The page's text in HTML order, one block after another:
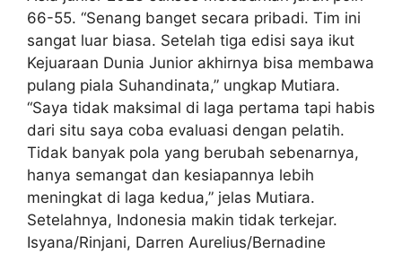
66-55. “Senang banget secara pribadi. Tim ini
sangat luar biasa. Setelah tiga edisi saya ikut
Kejuaraan Dunia Junior akhirnya bisa membawa
pulang piala Suhandinata,” ungkap Mutiara.
“Saya tidak maksimal di laga pertama tapi habis
dari situ saya coba evaluasi dengan pelatih.
Tidak banyak pola yang berubah sebenarnya,
hanya semangat dan kesiapannya lebih
meningkat di laga kedua,” jelas Mutiara.
Setelahnya, Indonesia makin tidak terkejar.
Isyana/Rinjani, Darren Aurelius/Bernadine